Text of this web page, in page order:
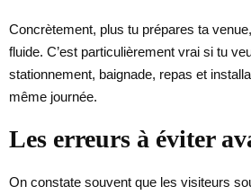
Concrètement, plus tu prépares ta
fluide. C’est particulièrement vrai si tu
stationnement, baignade, repas et
même journée.
Les erreurs à éviter
On constate souvent que les visiteurs